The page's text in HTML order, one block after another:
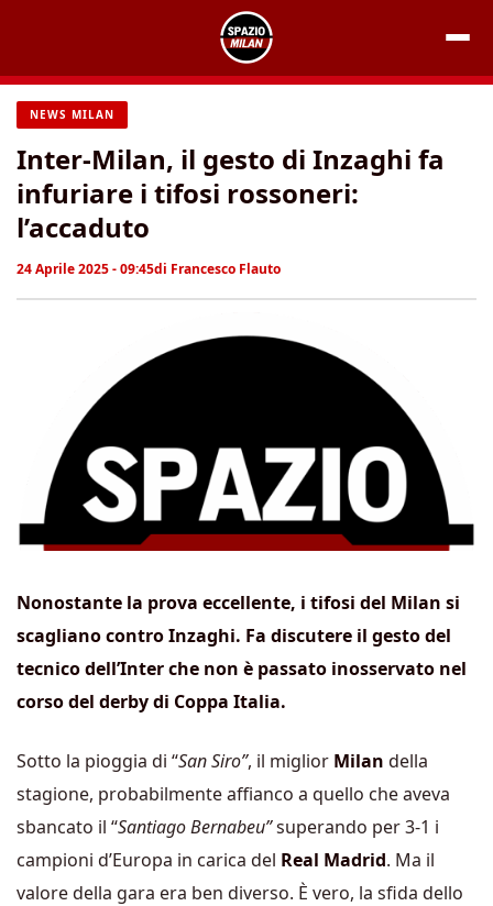
contenuto
NEWS MILAN
Inter-Milan, il gesto di Inzaghi fa
infuriare i tifosi rossoneri:
l’accaduto
24 Aprile 2025 - 09:45di Francesco Flauto
Nonostante la prova eccellente, i tifosi del Milan si
scagliano contro Inzaghi. Fa discutere il gesto del
tecnico dell’Inter che non è passato inosservato nel
corso del derby di Coppa Italia.
Sotto la pioggia di “San Siro”, il miglior Milan della
stagione, probabilmente affianco a quello che aveva
sbancato il “Santiago Bernabeu”superando per 3-1 i
campioni d’Europa in carica del Real Madrid. Ma il
valore della gara era ben diverso. È vero, la sfida dello